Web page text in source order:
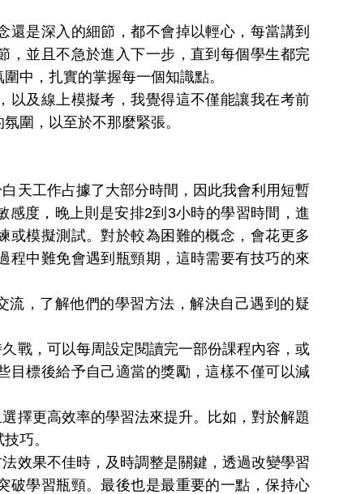
是深入的細節，都不會掉以輕心，每當講到
，並且不急於進入下一步，直到每個學生都完
中，扎實的掌握每一個知識點。
以及線上模擬考，我覺得這不僅能讓我在考前
圍，以至於不那麼緊張。
天工作占據了大部分時間，因此我會利用短暫
感度，晚上則是安排2到3小時的學習時間，進
或模擬測試。對於較為困難的概念，會花更多
程中難免會遇到瓶頸期，這時需要有技巧的來
流，了解他們的學習方法，解決自己遇到的疑
戰，可以每周設定閱讀完一部份課程內容，或
目標後給予自己適當的獎勵，這樣不僅可以減
擇更高效率的學習法來提升。比如，對於解題
巧。
效果不佳時，及時調整是關鍵，透過改變學習
破學習瓶頸。最後也是最重要的一點，保持心